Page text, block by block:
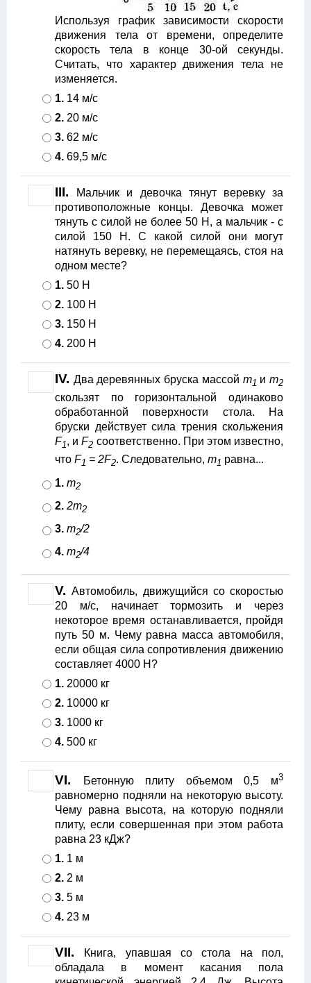
Используя график зависимости скорости
движения тела от времени, определите
скорость тела в конце 30-ой секунды.
Считать, что характер движения тела не
изменяется.
1. 14 м/с
2. 20 м/с
3. 62 м/с
4. 69,5 м/с
III.
Мальчик и девочка тянут веревку за
противоположные концы. Девочка может
тянуть с силой не более 50 Н, а мальчик - с
силой 150 Н. С какой силой они могут
натянуть веревку, не перемещаясь, стоя на
одном месте?
1. 50 Н
2. 100 Н
3. 150 Н
4. 200 Н
IV. Два деревянных бруска массой m1 иm2
скользят по горизонтальной одинаково
обработанной поверхности стола. На
бруски действует сила трения скольжения
F1, иF2 соответственно. При этом известно,
что F1 = 2F2. Следовательно, m1 равна...
1. m2
2. 2m2
3. m2/2
4. m2/4
V.Автомобиль, движущийся со скоростью
20 м/с, начинает тормозить и через
некоторое время останавливается, пройдя
путь 50 м. Чему равна масса автомобиля,
если общая сила сопротивления движению
составляет 4000 Н?
1. 20000 кг
2. 10000 кг
3. 1000 кг
4. 500 кг
VI. Бетонную плиту объемом 0,5 м3
равномерно подняли на некоторую высоту.
Чему равна высота, на которую подняли
плиту, если совершенная при этом работа
равна 23 кДж?
1. 1 м
2. 2 м
3. 5 м
4. 23 м
VII.
Книга, упавшая со стола на пол,
обладала в момент касания пола